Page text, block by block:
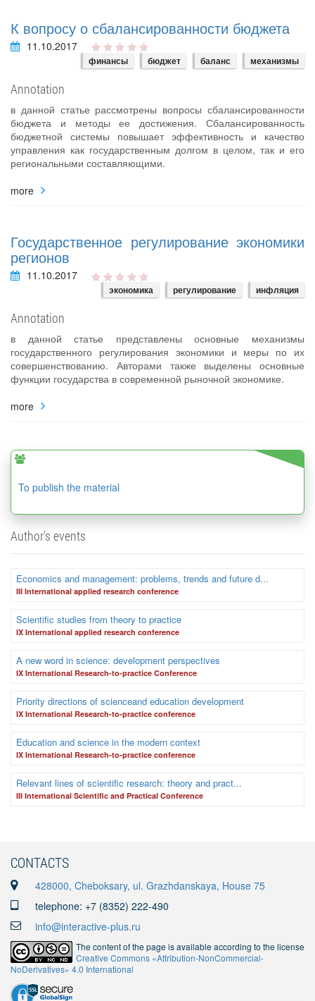
К вопросу о сбалансированности бюджета
11.10.2017
финансы бюджет баланс механизмы
Annotation
в данной статье рассмотрены вопросы сбалансированности
бюджета и методы ее достижения. Сбалансированность
бюджетной системы повышает эффективность и качество
управления как государственным долгом в целом, так и его
региональными составляющими.
more
Государственное регулирование экономики
регионов
11.10.2017
экономика регулирование инфляция
Annotation
в данной статье представлены основные механизмы
государственного регулирования экономики и меры по их
совершенствованию. Авторами также выделены основные
функции государства в современной рыночной экономике.
more
To publish the material
Author's events
Economics and management: problems, trends and future d...
III International applied research conference
Scientific studies from theory to practice
IX International applied research conference
A new word in science: development perspectives
IX International Research-to-practice Conference
Priority directions of scienceand education development
IX International Research-to-practice conference
Education and science in the modern context
IX International Research-to-practice conference
Relevant lines of scientific research: theory and pract...
III International Scientific and Practical Conference
CONTACTS
428000, Cheboksary, ul. Grazhdanskaya, House 75
telephone: +7 (8352) 222-490
info@interactive-plus.ru
The content of the page is available according to the license
Creative Commons «Attribution-NonCommercial-
NoDerivatives» 4.0 International